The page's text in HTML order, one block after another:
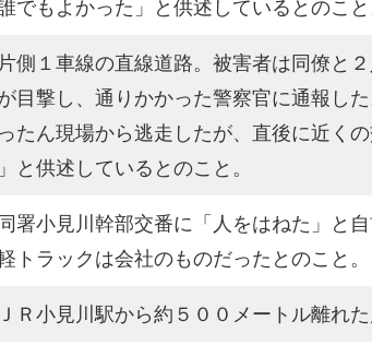
でもよかった」と供述しているとのこ
側１車線の直線道路。被害者は同僚と
目撃し、通りかかった警察官に通報し
たん現場から逃走したが、直後に近く
と供述しているとのこと。
署小見川幹部交番に「人をはねた」と
トラックは会社のものだったとのこと。
Ｒ小見川駅から約５００メートル離れ